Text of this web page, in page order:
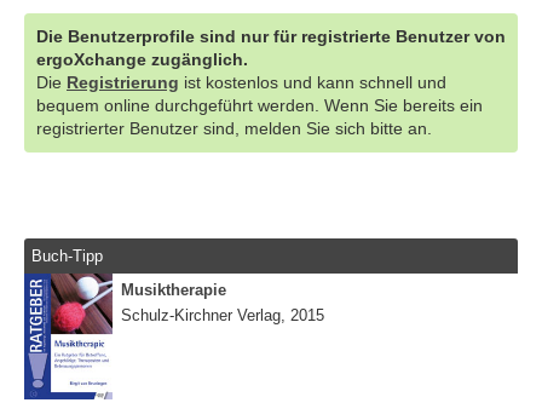
Die Benutzerprofile sind nur für registrierte Benutzer von
ergoXchange zugänglich.
Die Registrierung ist kostenlos und kann schnell und
bequem online durchgeführt werden. Wenn Sie bereits ein
registrierter Benutzer sind, melden Sie sich bitte an.
Buch-Tipp
Musiktherapie
Schulz-Kirchner Verlag, 2015